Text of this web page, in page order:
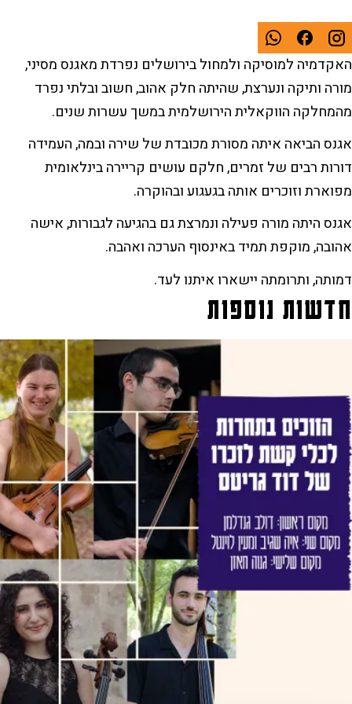
האקדמיה למוסיקה ולמחול בירושלים נפרדת מאגנס מסיני,
מורה ותיקה ונערצת, שהיתה חלק אהוב, חשוב ובלתי נפרד
מהמחלקה הווקאלית הירושלמית במשך עשרות שנים.
אגנס הביאה איתה מסורת מכובדת של שירה ובמה, העמידה
דורות רבים של זמרים, חלקם עושים קריירה בינלאומית
מפוארת וזוכרים אותה בגעגוע ובהוקרה.
אגנס היתה מורה פעילה ונמרצת גם בהגיעה לגבורות, אישה
אהובה, מוקפת תמיד באינסוף הערכה ואהבה.
דמותה, ותרומתה יישארו איתנו לעד.
חדשות נוספות